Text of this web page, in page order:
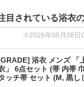
目されている浴衣
※2026年08月08日
浴衣 メンズ 「
」 6点セット (帯 内帯
ッチ帯 セット (M, 黒し